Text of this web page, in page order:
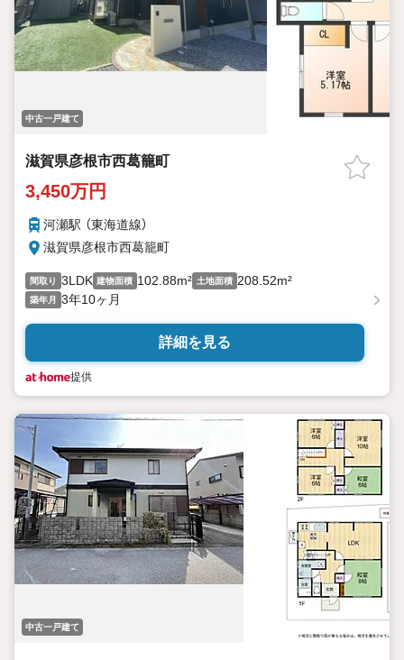
中古一戸建て
滋賀県彦根市西葛籠町
3,450万円
河瀬駅 （東海道線）
滋賀県彦根市西葛籠町
間取り 3LDK 建物面積 102.88m² 土地面積 208.52m²
築年月 3年10ヶ月
詳細を見る
提供
中古一戸建て